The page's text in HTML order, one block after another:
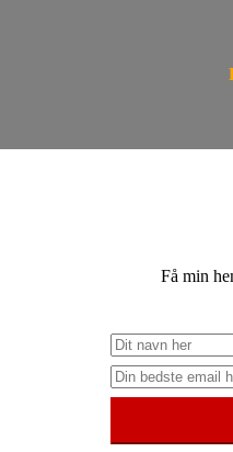
Få min